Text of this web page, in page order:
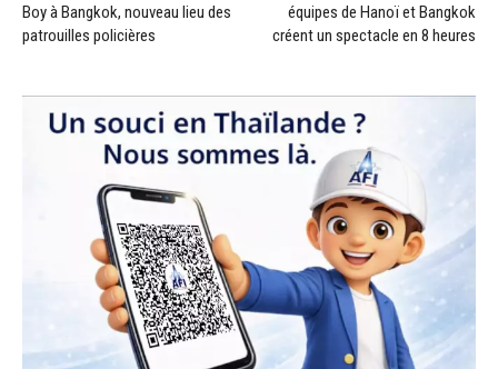
Boy à Bangkok, nouveau lieu des
patrouilles policières
équipes de Hanoï et Bangkok
créent un spectacle en 8 heures